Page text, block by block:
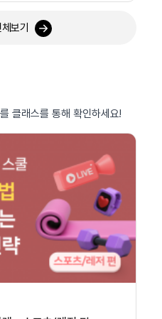
보기
클래스를 통해 확인하세요!